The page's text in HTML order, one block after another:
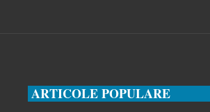
ARTICOLE POPULARE